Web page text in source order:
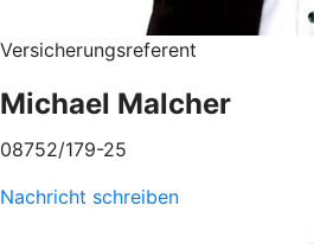
Versicherungsreferent
Michael Malcher
08752/179-25
Nachricht schreiben